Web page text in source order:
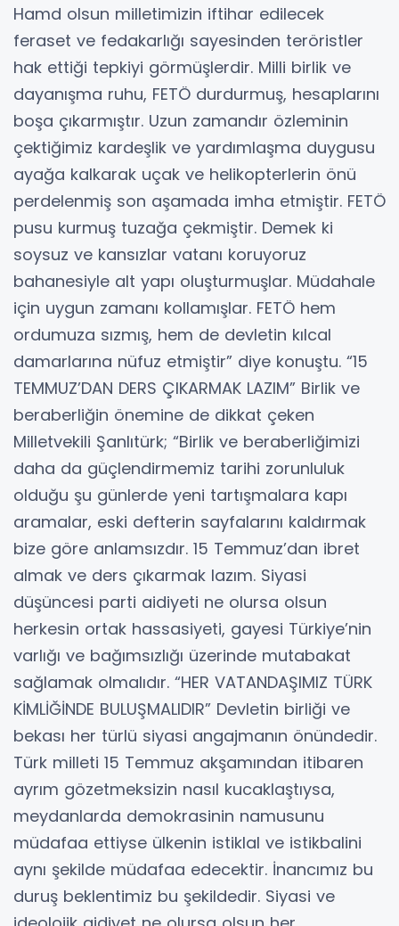
Hamd olsun milletimizin iftihar edilecek
feraset ve fedakarlığı sayesinden teröristler
hak ettiği tepkiyi görmüşlerdir. Milli birlik ve
dayanışma ruhu, FETÖ durdurmuş, hesaplarını
boşa çıkarmıştır. Uzun zamandır özleminin
çektiğimiz kardeşlik ve yardımlaşma duygusu
ayağa kalkarak uçak ve helikopterlerin önü
perdelenmiş son aşamada imha etmiştir. FETÖ
pusu kurmuş tuzağa çekmiştir. Demek ki
soysuz ve kansızlar vatanı koruyoruz
bahanesiyle alt yapı oluşturmuşlar. Müdahale
için uygun zamanı kollamışlar. FETÖ hem
ordumuza sızmış, hem de devletin kılcal
damarlarına nüfuz etmiştir” diye konuştu. “15
TEMMUZ’DAN DERS ÇIKARMAK LAZIM” Birlik ve
beraberliğin önemine de dikkat çeken
Milletvekili Şanlıtürk; “Birlik ve beraberliğimizi
daha da güçlendirmemiz tarihi zorunluluk
olduğu şu günlerde yeni tartışmalara kapı
aramalar, eski defterin sayfalarını kaldırmak
bize göre anlamsızdır. 15 Temmuz’dan ibret
almak ve ders çıkarmak lazım. Siyasi
düşüncesi parti aidiyeti ne olursa olsun
herkesin ortak hassasiyeti, gayesi Türkiye’nin
varlığı ve bağımsızlığı üzerinde mutabakat
sağlamak olmalıdır. “HER VATANDAŞIMIZ TÜRK
KİMLİĞİNDE BULUŞMALIDIR” Devletin birliği ve
bekası her türlü siyasi angajmanın önündedir.
Türk milleti 15 Temmuz akşamından itibaren
ayrım gözetmeksizin nasıl kucaklaştıysa,
meydanlarda demokrasinin namusunu
müdafaa ettiyse ülkenin istiklal ve istikbalini
aynı şekilde müdafaa edecektir. İnancımız bu
duruş beklentimiz bu şekildedir. Siyasi ve